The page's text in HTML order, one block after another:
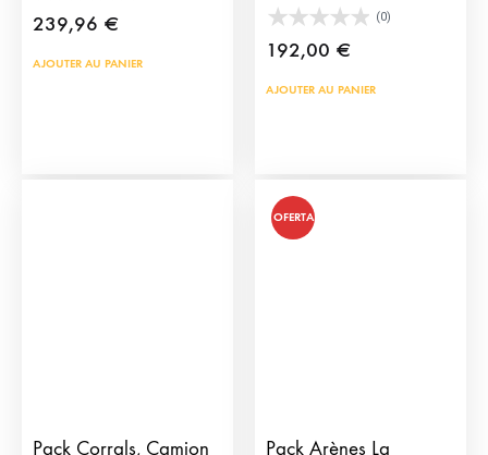
239,96 €
AJOUTER AU PANIER
(0)
192,00 €
AJOUTER AU PANIER
Pack Corrals, Camion
OFERTA
Pack Arènes La